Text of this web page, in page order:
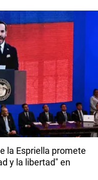
la Espriella promete
y la libertad" en